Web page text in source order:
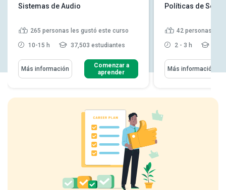
Sistemas de Audio
265 personas les gustó este curso
10-15 h 37,503 estudiantes
Más información
Comenzar a
aprender
Políticas de
42 personas les
2 - 3 h
Más información